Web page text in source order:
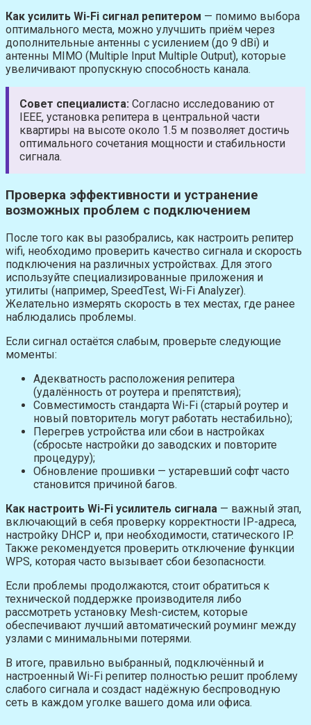
Как усилить Wi-Fi сигнал репитером — помимо выбора
оптимального места, можно улучшить приём через
дополнительные антенны с усилением (до 9 dBi) и
антенны MIMO (Multiple Input Multiple Output), которые
увеличивают пропускную способность канала.
Совет специалиста: Согласно исследованию от
IEEE, установка репитера в центральной части
квартиры на высоте около 1.5 м позволяет достичь
оптимального сочетания мощности и стабильности
сигнала.
Проверка эффективности и устранение
возможных проблем с подключением
После того как вы разобрались, как настроить репитер
wifi, необходимо проверить качество сигнала и скорость
подключения на различных устройствах. Для этого
используйте специализированные приложения и
утилиты (например, SpeedTest, Wi-Fi Analyzer).
Желательно измерять скорость в тех местах, где ранее
наблюдались проблемы.
Если сигнал остаётся слабым, проверьте следующие
моменты:
Адекватность расположения репитера
(удалённость от роутера и препятствия);
Совместимость стандарта Wi-Fi (старый роутер и
новый повторитель могут работать нестабильно);
Перегрев устройства или сбои в настройках
(сбросьте настройки до заводских и повторите
процедуру);
Обновление прошивки — устаревший софт часто
становится причиной багов.
Как настроить Wi-Fi усилитель сигнала — важный этап,
включающий в себя проверку корректности IP-адреса,
настройку DHCP и, при необходимости, статического IP.
Также рекомендуется проверить отключение функции
WPS, которая часто вызывает сбои безопасности.
Если проблемы продолжаются, стоит обратиться к
технической поддержке производителя либо
рассмотреть установку Mesh-систем, которые
обеспечивают лучший автоматический роуминг между
узлами с минимальными потерями.
В итоге, правильно выбранный, подключённый и
настроенный Wi-Fi репитер полностью решит проблему
слабого сигнала и создаст надёжную беспроводную
сеть в каждом уголке вашего дома или офиса.